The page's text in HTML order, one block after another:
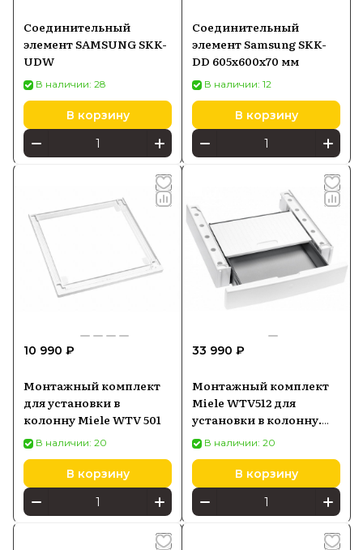
Соединительный
элемент SAMSUNG SKK-
UDW
В наличии: 28
В корзину
Соединительный
элемент Samsung SKK-
DD 605x600x70 мм
В наличии: 12
В корзину
10 990 ₽
Монтажный комплект
для установки в
колонну Miele WTV 501
В наличии: 20
В корзину
33 990 ₽
Монтажный комплект
Miele WTV512 для
установки в колонну.
Белый лотос
В наличии: 20
В корзину